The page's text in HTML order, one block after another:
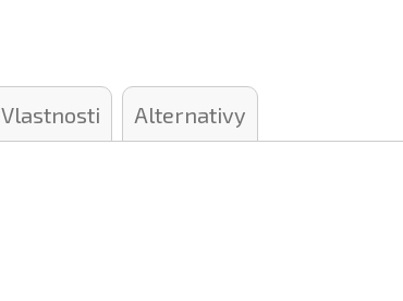
Vlastnosti Alternativy